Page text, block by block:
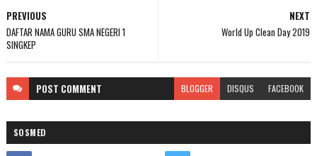
NEXT
World Up Clean Day 2019
PREVIOUS
DAFTAR NAMA GURU SMA NEGERI 1
SINGKEP
POST COMMENT BLOGGER DISQUS FACEBOOK
SOSMED